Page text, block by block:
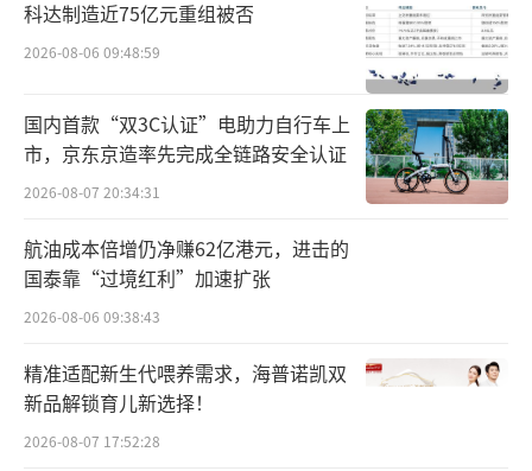
7%的增长。欧莱雅提及“该部门在欧洲、中国
以及新兴市场均获得了较为显著的增长”。近
两年，随着专业美发业务正在成为欧莱雅在中
国市场的重要增长业务，欧莱雅也有意将新品
牌拓展至亚洲市场。2024年底，欧莱雅推动全
美妆品牌扎堆布局
国产美妆龙头珀莱雅就在2021年通过收购
护发品牌Off&Relax进军洗护领域；随后在202
科达制造近75亿元重组被否
2026-08-06 09:48:59
国内首款“双3C认证”电助力自行车上
市，京东京造率先完成全链路安全认证
2026-08-07 20:34:31
航油成本倍增仍净赚62亿港元，进击的
国泰靠“过境红利”加速扩张
2026-08-06 09:38:43
精准适配新生代喂养需求，海普诺凯双
新品解锁育儿新选择！
2026-08-07 17:52:28